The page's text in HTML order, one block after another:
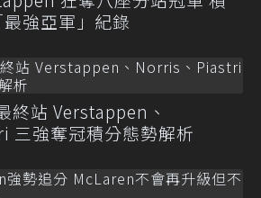
強亞軍」紀錄
終站 Verstappen、
三強奪冠積分態勢解析